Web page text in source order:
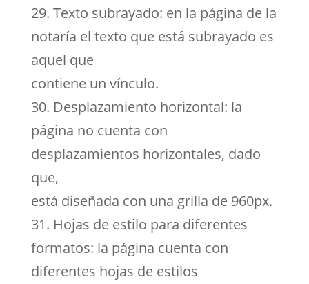
29. Texto subrayado: en la página de la
notaría el texto que está subrayado es
aquel que
contiene un vínculo.
30. Desplazamiento horizontal: la
página no cuenta con
desplazamientos horizontales, dado
que,
está diseñada con una grilla de 960px.
31. Hojas de estilo para diferentes
formatos: la página cuenta con
diferentes hojas de estilos